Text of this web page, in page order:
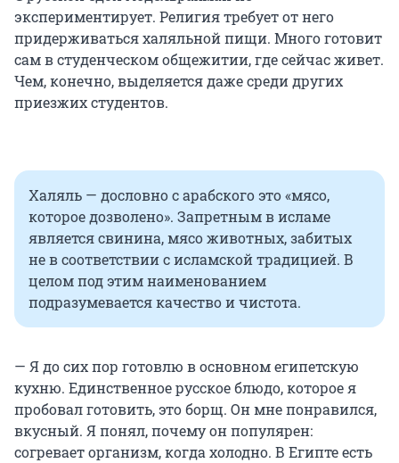
экспериментирует. Религия требует от него
придерживаться халяльной пищи. Много готовит
сам в студенческом общежитии, где сейчас живет.
Чем, конечно, выделяется даже среди других
приезжих студентов.
Халяль — дословно с арабского это «мясо,
которое дозволено». Запретным в исламе
является свинина, мясо животных, забитых
не в соответствии с исламской традицией. В
целом под этим наименованием
подразумевается качество и чистота.
— Я до сих пор готовлю в основном египетскую
кухню. Единственное русское блюдо, которое я
пробовал готовить, это борщ. Он мне понравился,
вкусный. Я понял, почему он популярен:
согревает организм, когда холодно. В Египте есть